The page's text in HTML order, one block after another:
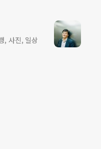
, 사진, 일상